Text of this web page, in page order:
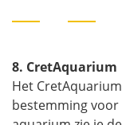
8. CretAquarium
Het
bestemming